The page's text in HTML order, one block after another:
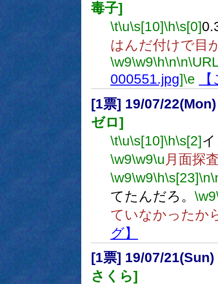
毒子]
\t\u\s[10]\h\s[0]
はんだ付けで目
\w9\w9\h\n\n
000551.jpg]\e
[1票] 19/07/
ゼロ]
\t\u\s[10]\h\s[2]
\w9\w9\u 月面探
\w9\w9\h\s[23]\n
てたんだろ。 \w9
ていなかったか
グ】
[1票] 19/07/
さくら]